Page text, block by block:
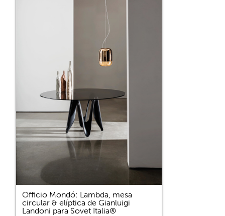
Officio Mondó: Lambda, mesa
circular & elíptica de Gianluigi
Landoni para Sovet Italia®